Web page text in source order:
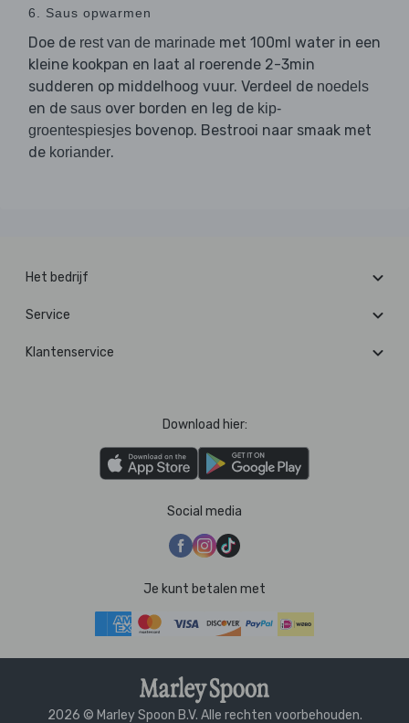
6. Saus opwarmen
Doe de rest van de marinade met 100ml water in een
kleine kookpan en laat al roerende 2-3min
sudderen op middelhoog vuur. Verdeel de noedels
en de saus over borden en leg de kip-
groentespiesjes bovenop. Bestrooi naar smaak met
de koriander.
Het bedrijf
Service
Klantenservice
Download hier:
Social media
Je kunt betalen met
2026 © Marley Spoon B.V. Alle rechten voorbehouden.